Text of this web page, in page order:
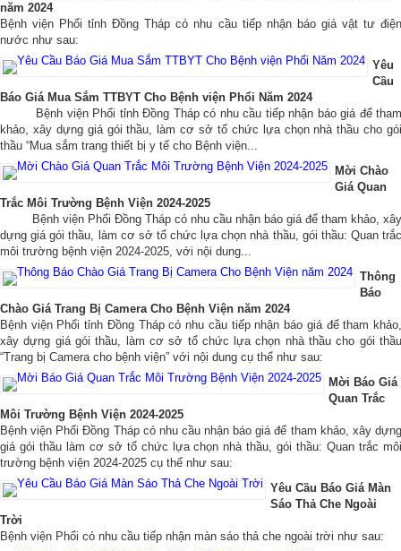
năm 2024
Bệnh viện Phổi tỉnh Đồng Tháp có nhu cầu tiếp nhận báo giá vật tư điện
nước như sau:
Yêu
Cầu
Báo Giá Mua Sắm TTBYT Cho Bệnh viện Phổi Năm 2024
Bệnh viện Phổi tỉnh Đồng Tháp có nhu cầu tiếp nhận báo giá để tham
khảo, xây dựng giá gói thầu, làm cơ sở tổ chức lựa chọn nhà thầu cho gói
thầu “Mua sắm trang thiết bị y tế cho Bệnh viện...
Mời Chào
Giá Quan
Trắc Môi Trường Bệnh Viện 2024-2025
Bệnh viện Phổi Đồng Tháp có nhu cầu nhận báo giá để tham khảo, xây
dựng giá gói thầu, làm cơ sở tổ chức lựa chọn nhà thầu, gói thầu: Quan trắc
môi trường bệnh viện 2024-2025, với nội dung...
Thông
Báo
Chào Giá Trang Bị Camera Cho Bệnh Viện năm 2024
Bệnh viện Phổi tỉnh Đồng Tháp có nhu cầu tiếp nhận báo giá để tham khảo,
xây dựng giá gói thầu, làm cơ sở tổ chức lựa chọn nhà thầu cho gói thầu
“Trang bị Camera cho bệnh viện” với nội dung cụ thể như sau:
Mời Báo Giá
Quan Trắc
Môi Trường Bệnh Viện 2024-2025
Bệnh viện Phổi Đồng Tháp có nhu cầu nhận báo giá để tham khảo, xây dựng
giá gói thầu làm cơ sở tổ chức lựa chọn nhà thầu, gói thầu: Quan trắc môi
trường bệnh viện 2024-2025 cụ thể như sau:
Yêu Cầu Báo Giá Màn
Sáo Thả Che Ngoài
Trời
Bệnh viện Phổi có nhu cầu tiếp nhận màn sáo thả che ngoài trời như sau: